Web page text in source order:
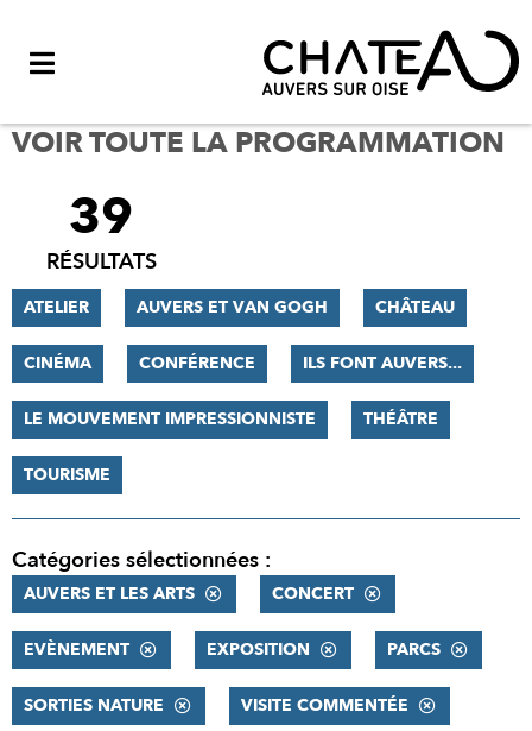
VOIR TOUTE LA PROGRAMMATION
FILTRER
RÉSULTATS
39
RÉSULTATS
ATELIER AUVERS ET VAN GOGH CHÂTEAU
CINÉMA CONFÉRENCE ILS FONT AUVERS...
LE MOUVEMENT IMPRESSIONNISTE THÉÂTRE
TOURISME
Catégories sélectionnées :
AUVERS ET LES ARTS CONCERT
EVÈNEMENT EXPOSITION PARCS
SORTIES NATURE VISITE COMMENTÉE